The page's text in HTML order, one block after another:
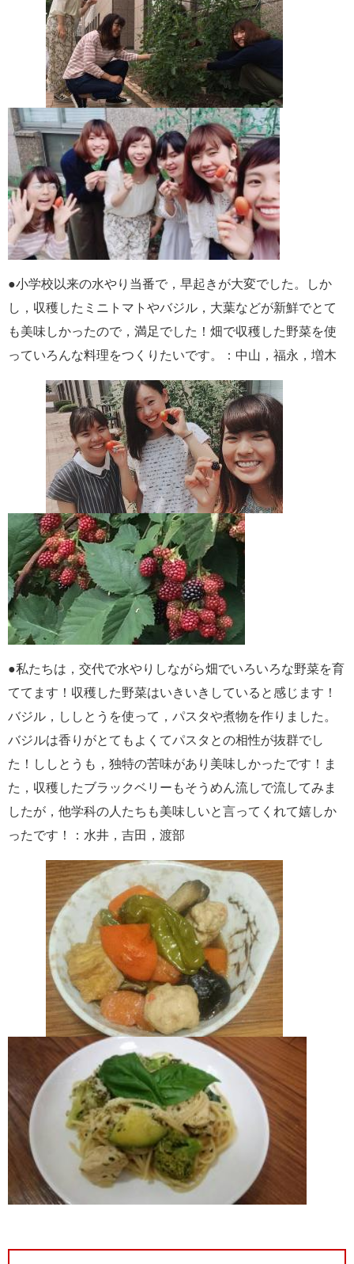
●小学校以来の水やり当番で，早起きが大変でした。しか
し，収穫したミニトマトやバジル，大葉などが新鮮でとて
も美味しかったので，満足でした！畑で収穫した野菜を使
っていろんな料理をつくりたいです。：中山，福永，増木
●私たちは，交代で水やりしながら畑でいろいろな野菜を育
ててます！収穫した野菜はいきいきしていると感じます！
バジル，ししとうを使って，パスタや煮物を作りました。
バジルは香りがとてもよくてパスタとの相性が抜群でし
た！ししとうも，独特の苦味があり美味しかったです！ま
た，収穫したブラックベリーもそうめん流しで流してみま
したが，他学科の人たちも美味しいと言ってくれて嬉しか
ったです！：水井，吉田，渡部